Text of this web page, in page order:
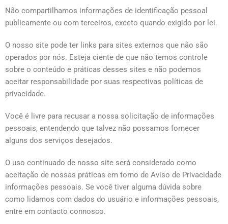
Não compartilhamos informações de identificação pessoal
publicamente ou com terceiros, exceto quando exigido por lei.
O nosso site pode ter links para sites externos que não são
operados por nós. Esteja ciente de que não temos controle
sobre o conteúdo e práticas desses sites e não podemos
aceitar responsabilidade por suas respectivas políticas de
privacidade.
Você é livre para recusar a nossa solicitação de informações
pessoais, entendendo que talvez não possamos fornecer
alguns dos serviços desejados.
O uso continuado de nosso site será considerado como
aceitação de nossas práticas em torno de Aviso de Privacidade
informações pessoais. Se você tiver alguma dúvida sobre
como lidamos com dados do usuário e informações pessoais,
entre em contacto connosco.